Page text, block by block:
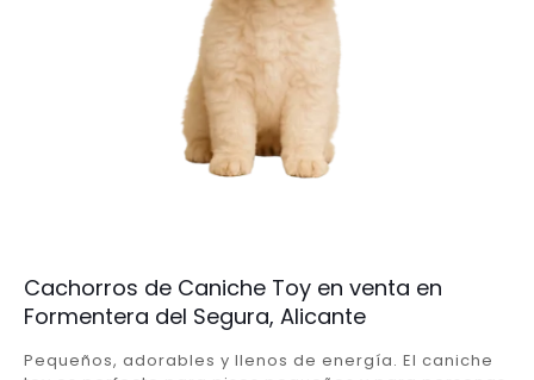
Cachorros de Caniche Toy en venta en
Formentera del Segura, Alicante
Pequeños, adorables y llenos de energía. El caniche